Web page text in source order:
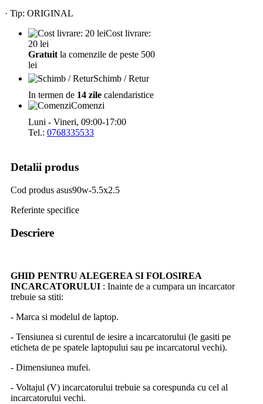
· Tip: ORIGINAL
Cost livrare:
20 lei
Gratuit la comenzile de peste 500
lei
Schimb / Retur
In termen de 14 zile calendaristice
Comenzi
Luni - Vineri, 09:00-17:00
Tel.: 0768335533
Detalii produs
Cod produs asus90w-5.5x2.5
Referinte specifice
Descriere
GHID PENTRU ALEGEREA SI FOLOSIREA
INCARCATORULUI : Inainte de a cumpara un incarcator
trebuie sa stiti:
- Marca si modelul de laptop.
- Tensiunea si curentul de iesire a incarcatorului (le gasiti pe
eticheta de pe spatele laptopului sau pe incarcatorul vechi).
- Dimensiunea mufei.
- Voltajul (V) incarcatorului trebuie sa corespunda cu cel al
incarcatorului vechi.